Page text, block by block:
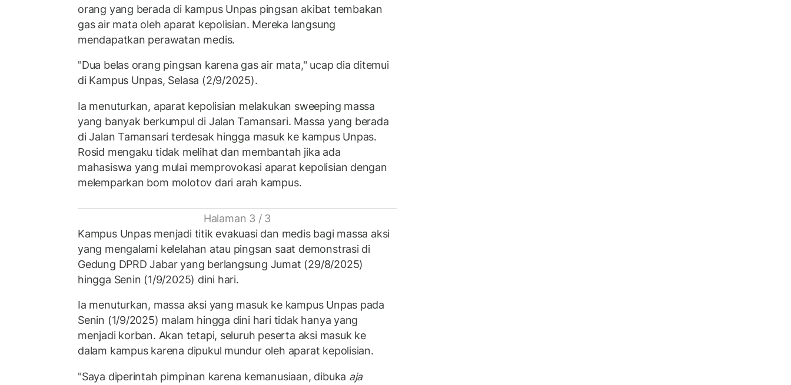
orang yang berada di kampus Unpas pingsan akibat tembakan
gas air mata oleh aparat kepolisian. Mereka langsung
mendapatkan perawatan medis.
"Dua belas orang pingsan karena gas air mata," ucap dia ditemui
di Kampus Unpas, Selasa (2/9/2025).
Ia menuturkan, aparat kepolisian melakukan sweeping massa
yang banyak berkumpul di Jalan Tamansari. Massa yang berada
di Jalan Tamansari terdesak hingga masuk ke kampus Unpas.
Rosid mengaku tidak melihat dan membantah jika ada
mahasiswa yang mulai memprovokasi aparat kepolisian dengan
melemparkan bom molotov dari arah kampus.
Halaman 3 / 3
Kampus Unpas menjadi titik evakuasi dan medis bagi massa aksi
yang mengalami kelelahan atau pingsan saat demonstrasi di
Gedung DPRD Jabar yang berlangsung Jumat (29/8/2025)
hingga Senin (1/9/2025) dini hari.
Ia menuturkan, massa aksi yang masuk ke kampus Unpas pada
Senin (1/9/2025) malam hingga dini hari tidak hanya yang
menjadi korban. Akan tetapi, seluruh peserta aksi masuk ke
dalam kampus karena dipukul mundur oleh aparat kepolisian.
"Saya diperintah pimpinan karena kemanusiaan, dibuka aja